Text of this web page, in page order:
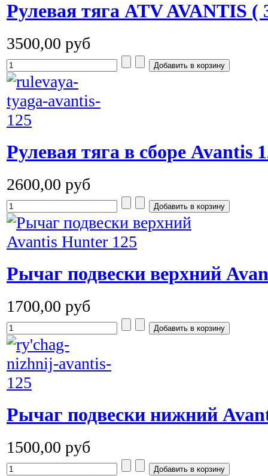
Рулевая тяга ATV AVANTIS (
3500,00 руб
Рулевая тяга в сборе Avantis
2600,00 руб
Рычаг подвески верхний
1700,00 руб
Рычаг подвески нижний
1500,00 руб